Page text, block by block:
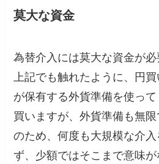
莫大な資金
為替介入には莫大な資金が必
上記でも触れたように、円
が保有する外貨準備を使っ
買いますが、外貨準備も無
のため、何度も大規模な介
ず、少額ではそこまで意味